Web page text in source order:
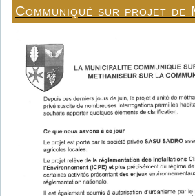
Communiqué sur projet de